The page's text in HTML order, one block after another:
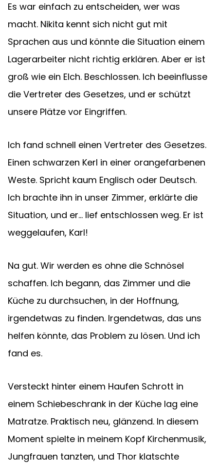
Es war einfach zu entscheiden, wer was
macht. Nikita kennt sich nicht gut mit
Sprachen aus und könnte die Situation einem
Lagerarbeiter nicht richtig erklären. Aber er ist
groß wie ein Elch. Beschlossen. Ich beeinflusse
die Vertreter des Gesetzes, und er schützt
unsere Plätze vor Eingriffen.
Ich fand schnell einen Vertreter des Gesetzes.
Einen schwarzen Kerl in einer orangefarbenen
Weste. Spricht kaum Englisch oder Deutsch.
Ich brachte ihn in unser Zimmer, erklärte die
Situation, und er... lief entschlossen weg. Er ist
weggelaufen, Karl!
Na gut. Wir werden es ohne die Schnösel
schaffen. Ich begann, das Zimmer und die
Küche zu durchsuchen, in der Hoffnung,
irgendetwas zu finden. Irgendetwas, das uns
helfen könnte, das Problem zu lösen. Und ich
fand es.
Versteckt hinter einem Haufen Schrott in
einem Schiebeschrank in der Küche lag eine
Matratze. Praktisch neu, glänzend. In diesem
Moment spielte in meinem Kopf Kirchenmusik,
Jungfrauen tanzten, und Thor klatschte